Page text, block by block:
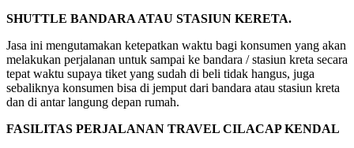
SHUTTLE BANDARA ATAU STASIUN KERETA.
Jasa ini mengutamakan ketepatkan waktu bagi konsumen yang akan
melakukan perjalanan untuk sampai ke bandara / stasiun kreta secara
tepat waktu supaya tiket yang sudah di beli tidak hangus, juga
sebaliknya konsumen bisa di jemput dari bandara atau stasiun kreta
dan di antar langung depan rumah.
FASILITAS PERJALANAN TRAVEL CILACAP KENDAL